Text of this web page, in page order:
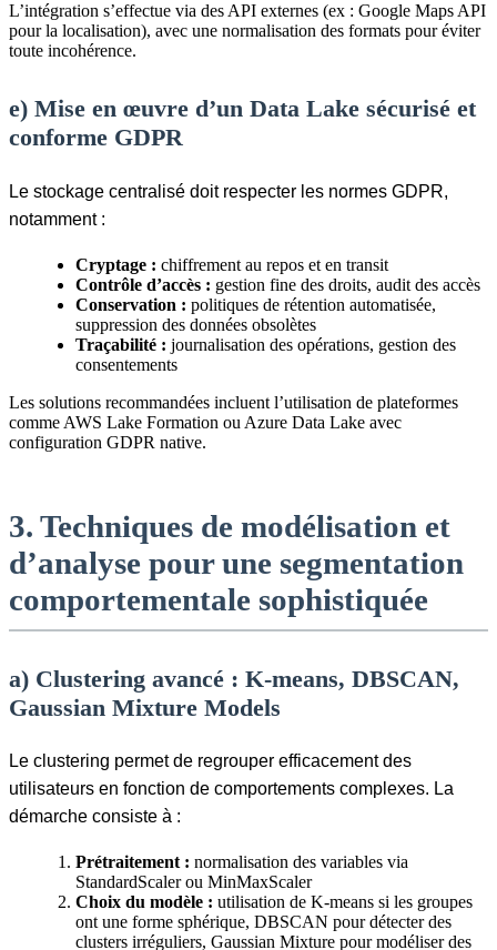
L’intégration s’effectue via des API externes (ex : Google Maps API
pour la localisation), avec une normalisation des formats pour éviter
toute incohérence.
e) Mise en œuvre d’un Data Lake sécurisé et
conforme GDPR
Le stockage centralisé doit respecter les normes GDPR,
notamment :
Cryptage : chiffrement au repos et en transit
Contrôle d’accès : gestion fine des droits, audit des accès
Conservation : politiques de rétention automatisée,
suppression des données obsolètes
Traçabilité : journalisation des opérations, gestion des
consentements
Les solutions recommandées incluent l’utilisation de plateformes
comme AWS Lake Formation ou Azure Data Lake avec
configuration GDPR native.
3. Techniques de modélisation et
d’analyse pour une segmentation
comportementale sophistiquée
a) Clustering avancé : K-means, DBSCAN,
Gaussian Mixture Models
Le clustering permet de regrouper efficacement des
utilisateurs en fonction de comportements complexes. La
démarche consiste à :
Prétraitement : normalisation des variables via
StandardScaler ou MinMaxScaler
Choix du modèle : utilisation de K-means si les groupes
ont une forme sphérique, DBSCAN pour détecter des
clusters irréguliers, Gaussian Mixture pour modéliser des